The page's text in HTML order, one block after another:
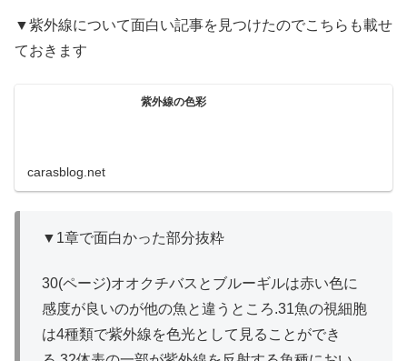
▼紫外線について面白い記事を見つけたのでこちらも載せ
ておきます
紫外線の色彩
carasblog.net
▼1章で面白かった部分抜粋
30(ページ)オオクチバスとブルーギルは赤い色に
感度が良いのが他の魚と違うところ.31魚の視細胞
は4種類で紫外線を色光として見ることができ